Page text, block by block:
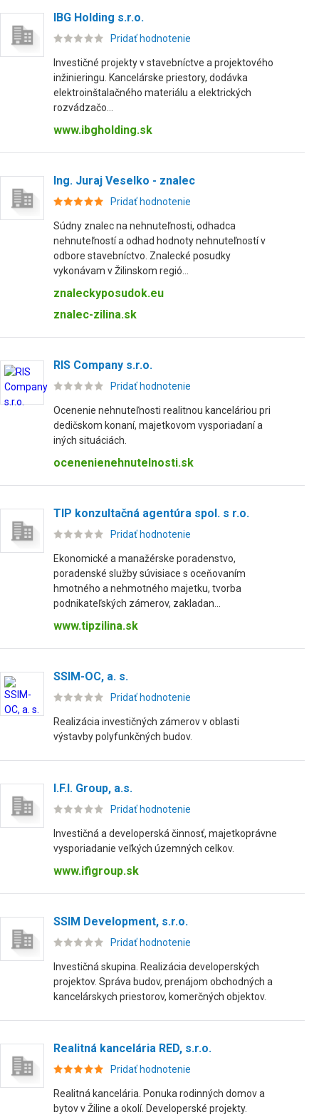
IBG Holding s.r.o.
Pridať hodnotenie
Investičné projekty v stavebníctve a projektového
inžinieringu. Kancelárske priestory, dodávka
elektroinštalačného materiálu a elektrických
rozvádzačo...
www.ibgholding.sk
Ing. Juraj Veselko - znalec
Pridať hodnotenie
Súdny znalec na nehnuteľnosti, odhadca
nehnuteľností a odhad hodnoty nehnuteľností v
odbore stavebníctvo. Znalecké posudky
vykonávam v Žilinskom regió...
znaleckyposudok.eu
znalec-zilina.sk
RIS Company s.r.o.
Pridať hodnotenie
Ocenenie nehnuteľnosti realitnou kanceláriou pri
dedičskom konaní, majetkovom vysporiadaní a
iných situáciách.
ocenenienehnutelnosti.sk
TIP konzultačná agentúra spol. s r.o.
Pridať hodnotenie
Ekonomické a manažérske poradenstvo,
poradenské služby súvisiace s oceňovaním
hmotného a nehmotného majetku, tvorba
podnikateľských zámerov, zakladan...
www.tipzilina.sk
SSIM-OC, a. s.
Pridať hodnotenie
Realizácia investičných zámerov v oblasti
výstavby polyfunkčných budov.
I.F.I. Group, a.s.
Pridať hodnotenie
Investičná a developerská činnosť, majetkoprávne
vysporiadanie veľkých územných celkov.
www.ifigroup.sk
SSIM Development, s.r.o.
Pridať hodnotenie
Investičná skupina. Realizácia developerských
projektov. Správa budov, prenájom obchodných a
kancelárskych priestorov, komerčných objektov.
Realitná kancelária RED, s.r.o.
Pridať hodnotenie
Realitná kancelária. Ponuka rodinných domov a
bytov v Žiline a okolí. Developerské projekty.